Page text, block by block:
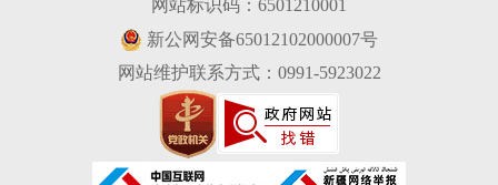
网站标识码：6501210001
新公网安备65012102000007号
网站维护联系方式：0991-5923022